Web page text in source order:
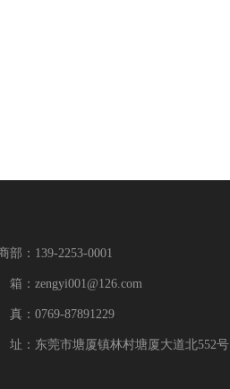
部：139-2253-0001
：zengyi001@126.com
：0769-87891229
：东莞市塘厦镇林村塘厦大道北552号